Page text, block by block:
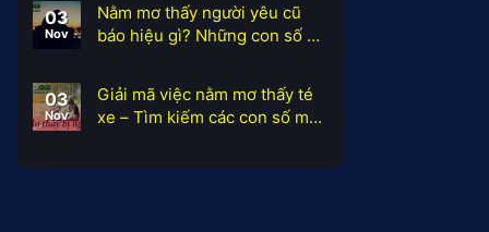
03
Nov
Nằm mơ thấy người yêu cũ
báo hiệu gì? Những con số ẩn
03
Nov
Giải mã việc nằm mơ thấy té
xe – Tìm kiếm các con số may